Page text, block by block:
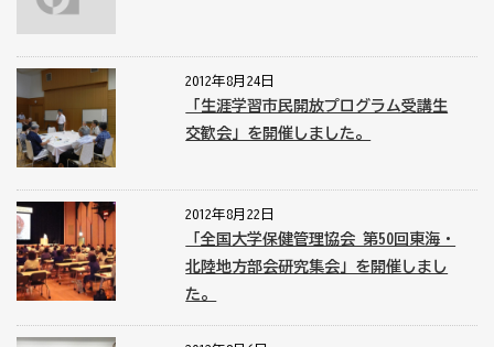
2012年8月24日
「生涯学習市民開放プログラム受講生
交歓会」を開催しました。
2012年8月22日
「全国大学保健管理協会 第50回東海・
北陸地方部会研究集会」を開催しまし
た。